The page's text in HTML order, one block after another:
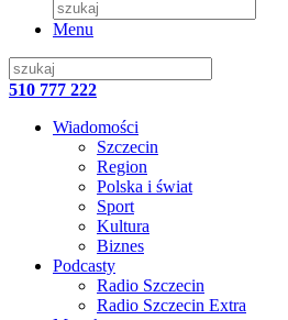
Menu
510 777 222
Wiadomości
Szczecin
Region
Polska i świat
Sport
Kultura
Biznes
Podcasty
Radio Szczecin
Radio Szczecin Extra